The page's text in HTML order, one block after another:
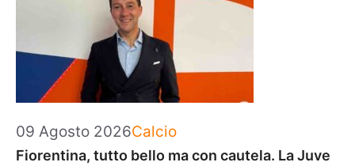
09 Agosto 2026Categorie
Calcio
Fiorentina, tutto bello ma con cautela. La Juve